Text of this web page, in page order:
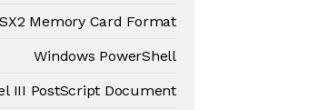
Memory Card Format
Windows PowerShell
III PostScript Document